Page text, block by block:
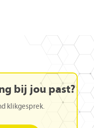
bij jou past?
klikgesprek.